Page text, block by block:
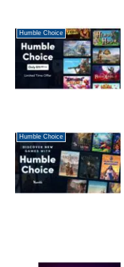
Humble Choice
Humble Choice